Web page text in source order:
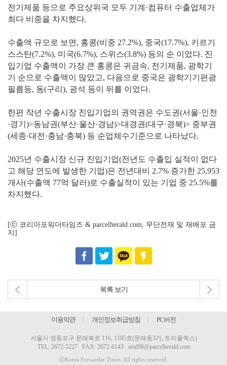
전기제품 등으로 주요상위국 모두 기계·컴퓨터 수출업체가
최다 비중을 차지했다.
수출액 규모로 보면, 홍콩(비중 27.2%), 중국(17.7%), 키르기
스스탄(7.2%), 미국(6.7%), 스위스(3.8%) 등의 순 이었다. 진
입기업 수출액이 가장 큰 홍콩은 귀금속, 전기제품, 광학기
기 순으로 수출액이 많았고, 다음으로 중국은 광학기기편광
필름등, 동(구리), 광석 등이 뒤를 이었다.
한편 작년 수출시장 진입기업의 권역권은 수도권(서울·인천
·경기)>동남권(부산·울산·경남)>대경권(대구·경북)> 중부권
(세종·대전·충남·충북) 등 순업체수기준으로 나타났다.
2025년 수출시장 신규 진입기업(전년도 수출입 실적이 없다
고 해당 연도에 발생한 기업)은 전년대비 2.7% 증가한 25,953
개사(수출액 77억 달러)로 수출실적이 있는 기업 중 25.5%를
차지했다.
[ⓒ 코리아포워더타임즈 & parcelherald.com, 무단전재 및 재배포 금
지]
목록 보기
이용약관 개인정보취급방침 PC버전
서울시 영등포구 문래북로 116, 1105호(문래동3가, 트리플렉스)
TEL: 2672-5227FAX: 2672-6143 orid98@parcelherald.com
ⓒKorea Forwarder Times. All rights reserved.